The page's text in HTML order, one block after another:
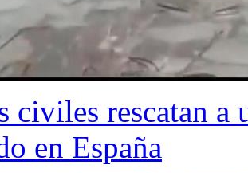
civiles rescatan a
en España